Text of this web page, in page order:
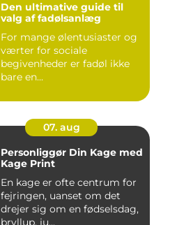
Den ultimative guide til
valg af fadølsanlæg
For mange ølentusiaster og
værter for sociale
begivenheder er fadøl ikke
bare en...
07. aug
Personliggør Din Kage med
Kage Print
En kage er ofte centrum for
fejringen, uanset om det
drejer sig om en fødselsdag,
bryllup, ju...